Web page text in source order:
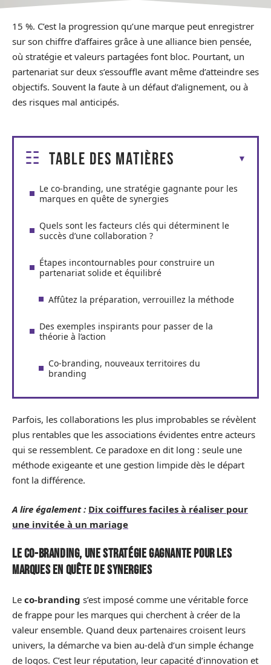
15 %. C’est la progression qu’une marque peut enregistrer
sur son chiffre d’affaires grâce à une alliance bien pensée,
où stratégie et valeurs partagées font bloc. Pourtant, un
partenariat sur deux s’essouffle avant même d’atteindre ses
objectifs. Souvent la faute à un défaut d’alignement, ou à
des risques mal anticipés.
Table des matières
Le co-branding, une stratégie gagnante pour les
marques en quête de synergies
Quels sont les facteurs clés qui déterminent le
succès d’une collaboration ?
Étapes incontournables pour construire un
partenariat solide et équilibré
Affûtez la préparation, verrouillez la méthode
Des exemples inspirants pour passer de la
théorie à l’action
Co-branding, nouveaux territoires du
branding
Parfois, les collaborations les plus improbables se révèlent
plus rentables que les associations évidentes entre acteurs
qui se ressemblent. Ce paradoxe en dit long : seule une
méthode exigeante et une gestion limpide dès le départ
font la différence.
A lire également : Dix coiffures faciles à réaliser pour
une invitée à un mariage
Le co-branding, une stratégie gagnante pour les
marques en quête de synergies
Le co-branding s’est imposé comme une véritable force
de frappe pour les marques qui cherchent à créer de la
valeur ensemble. Quand deux partenaires croisent leurs
univers, la démarche va bien au-delà d’un simple échange
de logos. C’est leur réputation, leur capacité d’innovation et